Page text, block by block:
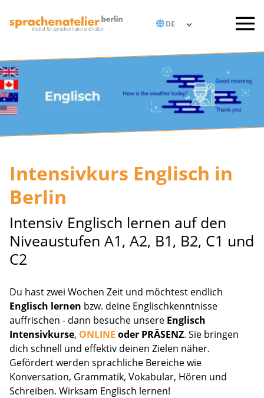
Intensivkurs Englisch in
Berlin
Intensiv Englisch lernen auf den
Niveaustufen A1, A2, B1, B2, C1 und
C2
Du hast zwei Wochen Zeit und möchtest endlich
Englisch lernen bzw. deine Englischkenntnisse
auffrischen - dann besuche unsere Englisch
Intensivkurse, ONLINE oder PRÄSENZ. Sie bringen
dich schnell und effektiv deinen Zielen näher.
Gefördert werden sprachliche Bereiche wie
Konversation, Grammatik, Vokabular, Hören und
Schreiben. Wirksam Englisch lernen!